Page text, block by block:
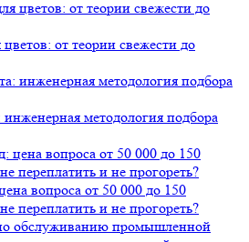
от теории свежести до
методология подбора
вопроса от 50 000 до 150
переплатить и не прогореть?